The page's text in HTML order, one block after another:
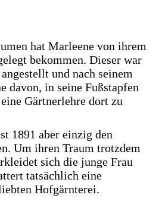
hat Marleene von ihrem
bekommen. Dieser war
und nach seinem
davon, in seine Fußstapfen
Gärtnerlehre dort zu
1891 aber einzig den
Um ihren Traum trotzdem
sich die junge Frau
tatsächlich eine
Hofgärnterei.